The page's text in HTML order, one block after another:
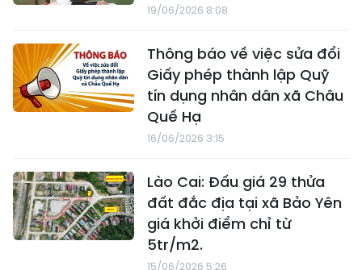
19/06/2026 8:08
Thông báo về việc sửa đổi
Giấy phép thành lập Quỹ
tín dụng nhân dân xã Châu
Quế Hạ
16/06/2026 3:15
Lào Cai: Đấu giá 29 thửa
đất đắc địa tại xã Bảo Yên
giá khởi điểm chỉ từ
5tr/m2.
15/06/2026 5:26